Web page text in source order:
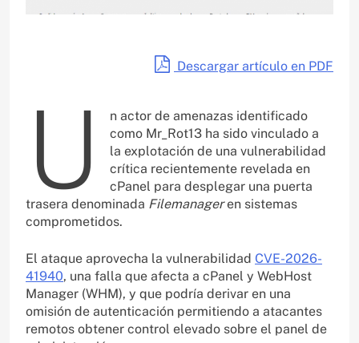
Descargar artículo en PDF
U
n actor de amenazas identificado
como Mr_Rot13 ha sido vinculado a
la explotación de una vulnerabilidad
crítica recientemente revelada en
cPanel para desplegar una puerta
trasera denominada Filemanageren sistemas
comprometidos.
El ataque aprovecha la vulnerabilidad CVE-2026-
41940, una falla que afecta a cPanel y WebHost
Manager (WHM), y que podría derivar en una
omisión de autenticación permitiendo a atacantes
remotos obtener control elevado sobre el panel de